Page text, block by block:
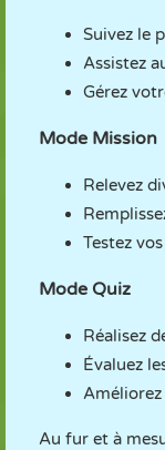
Suivez le
Assistez
Gérez
Mode Mission
Relevez
Testez
Mode Quiz
Réalisez
Évaluez
Au fur et à